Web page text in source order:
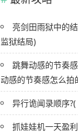
亮剑田雨狱中的
监狱结局)
跳舞动感的节奏
动感的节奏感怎么拍
异行诡闻录顺序
抓娃娃机一天盈